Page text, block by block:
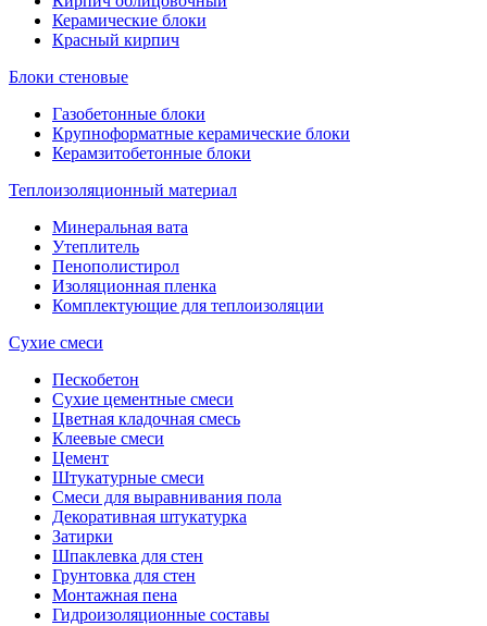
Керамические блоки
Красный кирпич
Блоки стеновые
Газобетонные блоки
Крупноформатные керамические блоки
Керамзитобетонные блоки
Теплоизоляционный материал
Минеральная вата
Утеплитель
Пенополистирол
Изоляционная пленка
Комплектующие для теплоизоляции
Сухие смеси
Пескобетон
Сухие цементные смеси
Цветная кладочная смесь
Клеевые смеси
Цемент
Штукатурные смеси
Смеси для выравнивания пола
Декоративная штукатурка
Затирки
Шпаклевка для стен
Грунтовка для стен
Монтажная пена
Гидроизоляционные составы